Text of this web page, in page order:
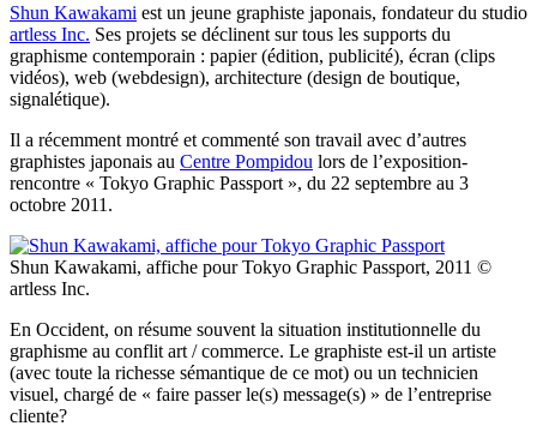
Shun Kawakami est un jeune graphiste japonais, fondateur du studio
artless Inc. Ses projets se déclinent sur tous les supports du
graphisme contemporain : papier (édition, publicité), écran (clips
vidéos), web (webdesign), architecture (design de boutique,
signalétique).
Il a récemment montré et commenté son travail avec d’autres
graphistes japonais au Centre Pompidou lors de l’exposition-
rencontre « Tokyo Graphic Passport », du 22 septembre au 3
octobre 2011.
Shun Kawakami, affiche pour Tokyo Graphic Passport, 2011 ©
artless Inc.
En Occident, on résume souvent la situation institutionnelle du
graphisme au conflit art / commerce. Le graphiste est-il un artiste
(avec toute la richesse sémantique de ce mot) ou un technicien
visuel, chargé de « faire passer le(s) message(s) » de l’entreprise
cliente?